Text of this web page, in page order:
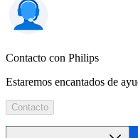
Contacto con Philips
Estaremos encantados de
Contacto